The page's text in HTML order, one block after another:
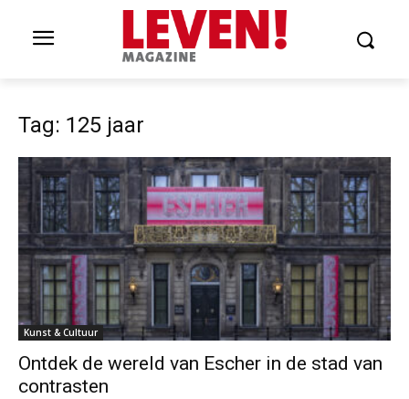
Tag: 125 jaar
Kunst & Cultuur
Ontdek de wereld van Escher in de stad van
contrasten